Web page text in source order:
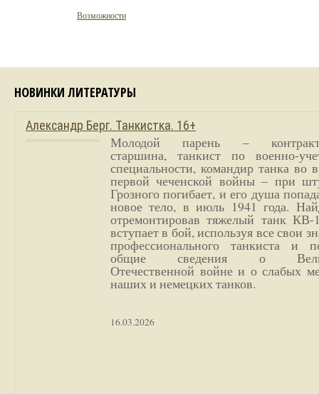
Возможности
НОВИНКИ ЛИТЕРАТУРЫ
Александр Берг. Танкистка. 16+
Молодой парень –
старшина, танкист по военно-
специальности, командир танка во
первой чеченской войны – при
Грозного погибает, и его душа
новое тело, в июль 1941 года.
отремонтировав тяжелый танк
вступает в бой, используя все свои
профессионального танкиста и
общие сведения о
Отечественной войне и о слабых
наших и немецких танков.
16.03.2026